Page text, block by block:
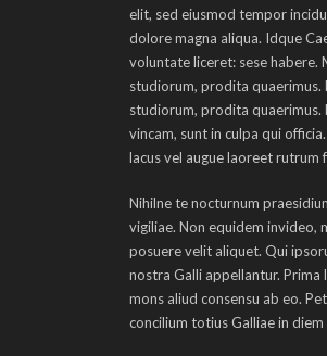
elit, sed eiusmod tempor
dolore magna aliqua. Idque
voluntate liceret: sese habere.
studiorum, prodita quaerimus.
studiorum, prodita quaerimus.
vincam, sunt in culpa qui
lacus vel augue laoreet rutrum
Nihilne te nocturnum
vigiliae. Non equidem invideo,
posuere velit aliquet. Qui
nostra Galli appellantur. Prima
mons aliud consensu ab eo.
concilium totius Galliae in